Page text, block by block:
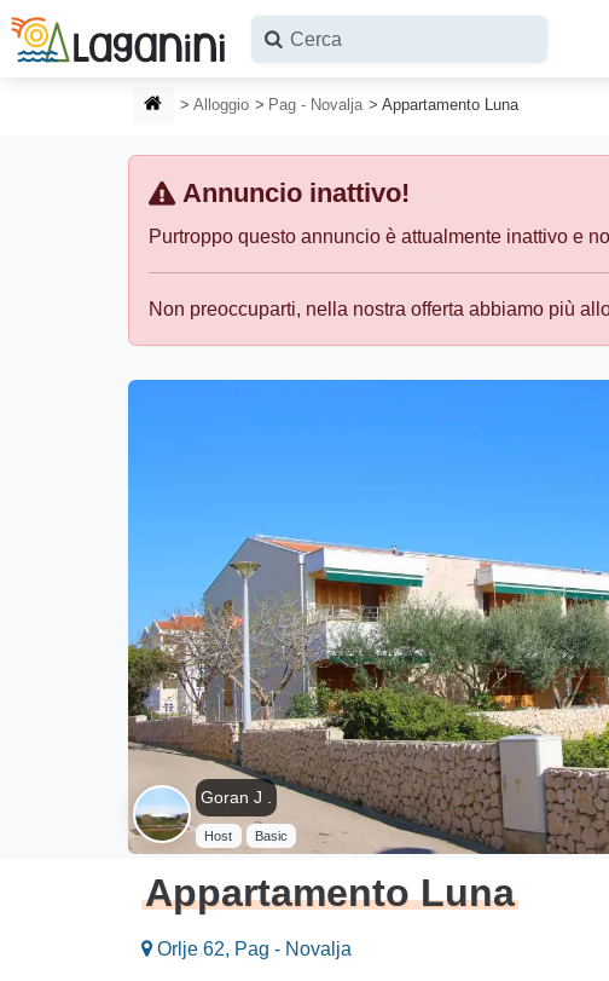
Vai al contenuto principale
HOMEPAGE
Alloggio Pag - Novalja Appartamento Luna
Annuncio inattivo!
Purtroppo questo annuncio è attualmente inattivo e
Non preoccuparti, nella nostra offerta abbiamo più
Goran J .
Host Basic
Appartamento Luna
Orlje 62, Pag - Novalja